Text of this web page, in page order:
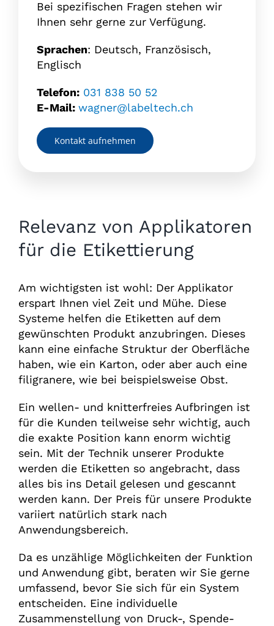
Bei spezifischen Fragen stehen wir
Ihnen sehr gerne zur Verfügung.
Sprachen: Deutsch, Französisch,
Englisch
Telefon: 031 838 50 52
E-Mail: wagner@labeltech.ch
Kontakt aufnehmen
Relevanz von Applikatoren
für die Etikettierung
Am wichtigsten ist wohl: Der Applikator
erspart Ihnen viel Zeit und Mühe. Diese
Systeme helfen die Etiketten auf dem
gewünschten Produkt anzubringen. Dieses
kann eine einfache Struktur der Oberfläche
haben, wie ein Karton, oder aber auch eine
filigranere, wie bei beispielsweise Obst.
Ein wellen- und knitterfreies Aufbringen ist
für die Kunden teilweise sehr wichtig, auch
die exakte Position kann enorm wichtig
sein. Mit der Technik unserer Produkte
werden die Etiketten so angebracht, dass
alles bis ins Detail gelesen und gescannt
werden kann. Der Preis für unsere Produkte
variiert natürlich stark nach
Anwendungsbereich.
Da es unzählige Möglichkeiten der Funktion
und Anwendung gibt, beraten wir Sie gerne
umfassend, bevor Sie sich für ein System
entscheiden. Eine individuelle
Zusammenstellung von Druck-, Spende-